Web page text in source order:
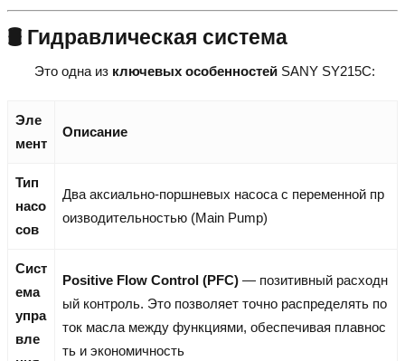
🛢️ Гидравлическая система
Это одна из ключевых особенностей SANY SY215C:
Эле
мент
Описание
Тип
насо
сов
Два аксиально-поршневых насоса с переменной пр
оизводительностью (Main Pump)
Сист
ема
упра
вле
Positive Flow Control (PFC) — позитивный расходн
ый контроль. Это позволяет точно распределять по
ток масла между функциями, обеспечивая плавнос
ть и экономичность